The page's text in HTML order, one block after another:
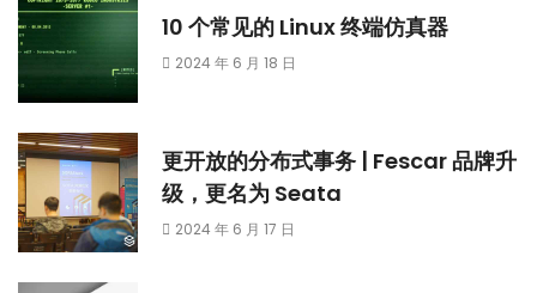
10 个常见的 Linux 终端仿真器
2024 年 6 月 18 日
更开放的分布式事务 | Fescar 品牌升
级，更名为 Seata
2024 年 6 月 17 日